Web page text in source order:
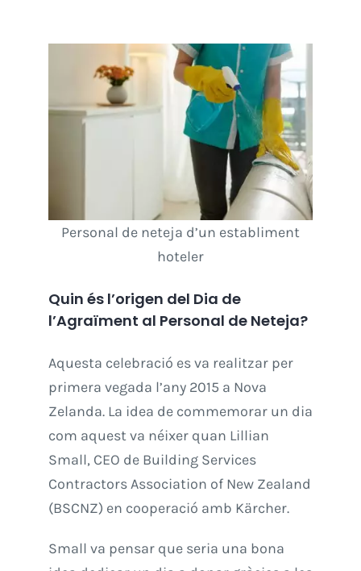
Personal de neteja d’un establiment
hoteler
Quin és l’origen del Dia de
l’Agraïment al Personal de Neteja?
Aquesta celebració es va realitzar per
primera vegada l’any 2015 a Nova
Zelanda. La idea de commemorar un dia
com aquest va néixer quan Lillian
Small, CEO de Building Services
Contractors Association of New Zealand
(BSCNZ) en cooperació amb Kärcher.
Small va pensar que seria una bona